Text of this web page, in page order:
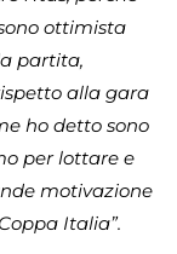
ottimista
partita,
alla gara
ho detto sono
per lottare e
motivazione
Italia”.